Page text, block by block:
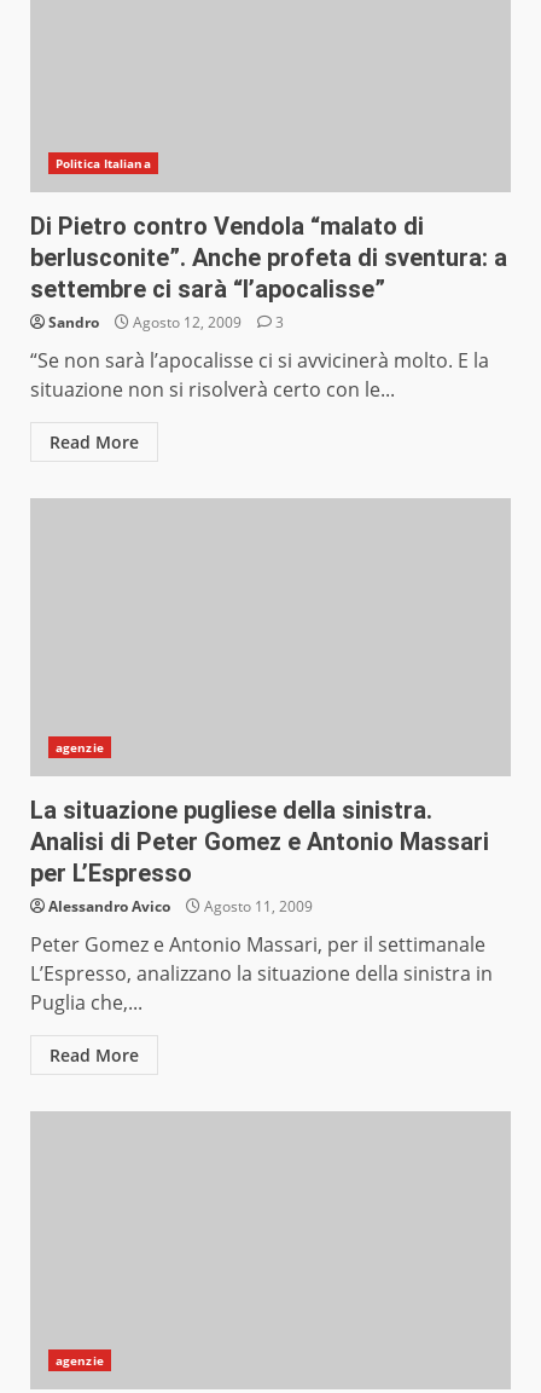
Politica Italiana
Di Pietro contro Vendola “malato di
berlusconite”. Anche profeta di sventura: a
settembre ci sarà “l’apocalisse”
Sandro Agosto 12, 2009 3
“Se non sarà l’apocalisse ci si avvicinerà molto. E la
situazione non si risolverà certo con le...
Read More
agenzie
La situazione pugliese della sinistra.
Analisi di Peter Gomez e Antonio Massari
per L’Espresso
Alessandro Avico Agosto 11, 2009
Peter Gomez e Antonio Massari, per il settimanale
L’Espresso, analizzano la situazione della sinistra in
Puglia che,...
Read More
agenzie